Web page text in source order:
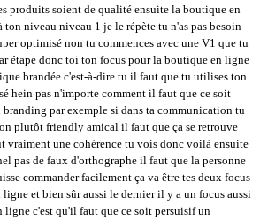
produits soient de qualité ensuite la boutique en
niveau niveau 1 je le répète tu n'as pas besoin
optimisé non tu commences avec une V1 que tu
étape donc toi ton focus pour la boutique en ligne
brandée c'est-à-dire tu il faut que tu utilises ton
hein pas n'importe comment il faut que ce soit
branding par exemple si dans ta communication tu
plutôt friendly amical il faut que ça se retrouve
vraiment une cohérence tu vois donc voilà ensuite
pas de faux d'orthographe il faut que la personne
commander facilement ça va être tes deux focus
et bien sûr aussi le dernier il y a un focus aussi
ligne c'est qu'il faut que ce soit persuisif un